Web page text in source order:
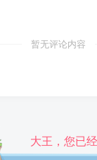
暂无评论内容
大王，您已